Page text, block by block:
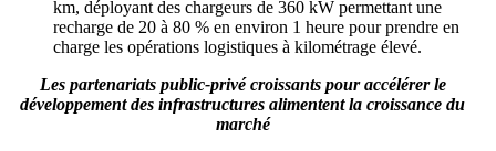
km, déployant des chargeurs de 360 ​​kW permettant une
recharge de 20 à 80 % en environ 1 heure pour prendre en
charge les opérations logistiques à kilométrage élevé.
Les partenariats public-privé croissants pour accélérer le
développement des infrastructures alimentent la croissance du
marché